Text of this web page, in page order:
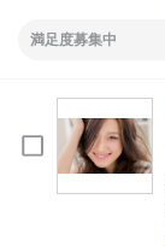
満足度募集中